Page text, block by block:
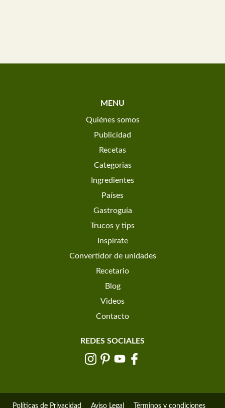
MENU
Quiénes somos
Publicidad
Recetas
Categorias
Ingredientes
Países
Gastroguía
Trucos y tips
Inspírate
Convertidor de unidades
Recetario
Blog
Videos
Contacto
REDES SOCIALES
Políticas de Privacidad Aviso Legal Términos y condiciones